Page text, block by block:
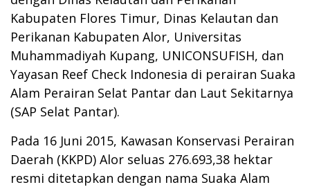
Kabupaten Flores Timur, Dinas Kelautan dan
Perikanan Kabupaten Alor, Universitas
Muhammadiyah Kupang, UNICONSUFISH, dan
Yayasan Reef Check Indonesia di perairan Suaka
Alam Perairan Selat Pantar dan Laut Sekitarnya
(SAP Selat Pantar).
Pada 16 Juni 2015, Kawasan Konservasi Perairan
Daerah (KKPD) Alor seluas 276.693,38 hektar
resmi ditetapkan dengan nama Suaka Alam